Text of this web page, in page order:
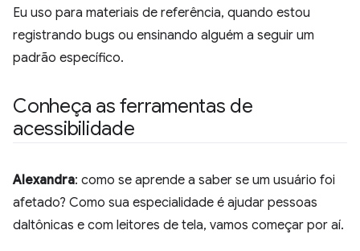
Eu uso para materiais de referência, quando estou
registrando bugs ou ensinando alguém a seguir um
padrão específico.
Conheça as ferramentas de
acessibilidade
Alexandra: como se aprende a saber se um usuário foi
afetado? Como sua especialidade é ajudar pessoas
daltônicas e com leitores de tela, vamos começar por aí.